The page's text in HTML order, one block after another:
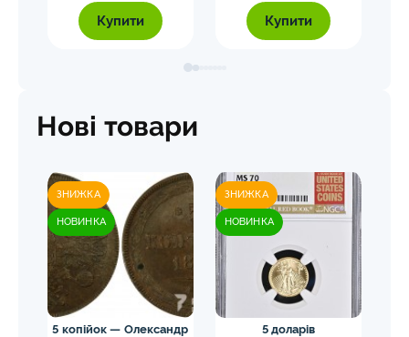
Купити Купити
Нові товари
ЗНИЖКА
НОВИНКА
5 копійок — Олександр
ЗНИЖКА
НОВИНКА
5 доларів